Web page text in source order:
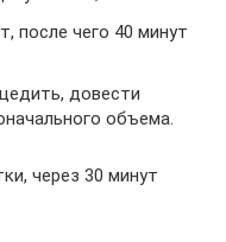
после чего 40 минут
довести
объема.
через 30 минут